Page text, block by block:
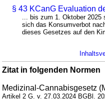
§ 43 KCanG Evaluation
... bis zum 1. Oktober
sich das Konsumverbot
dieses Gesetzes auf den
Zitat in folgenden Normen
Medizinal-Cannabisgesetz
Artikel 2 G. v. 27.03.2024 BGBl.